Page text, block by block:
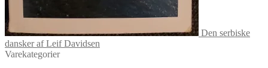
Den serbiske
dansker af Leif Davidsen
Varekategorier